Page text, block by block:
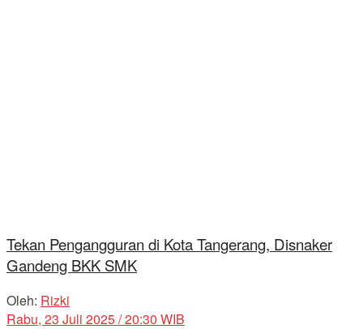
Tekan Pengangguran di Kota Tangerang, Disnaker
Gandeng BKK SMK
Oleh: Rizki
Rabu, 23 Juli 2025 / 20:30 WIB